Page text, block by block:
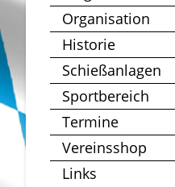
Organisation
Historie
Schießanlagen
Sportbereich
Termine
Vereinsshop
Links